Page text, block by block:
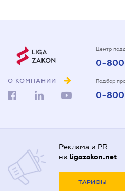
О КОМПАНИИ
Центр
0-
Подбор
0-
Реклама и PR
на ligazakon.net
ТАРИФЫ